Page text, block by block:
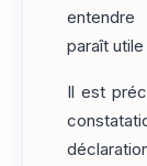
entendre
paraît
Il est